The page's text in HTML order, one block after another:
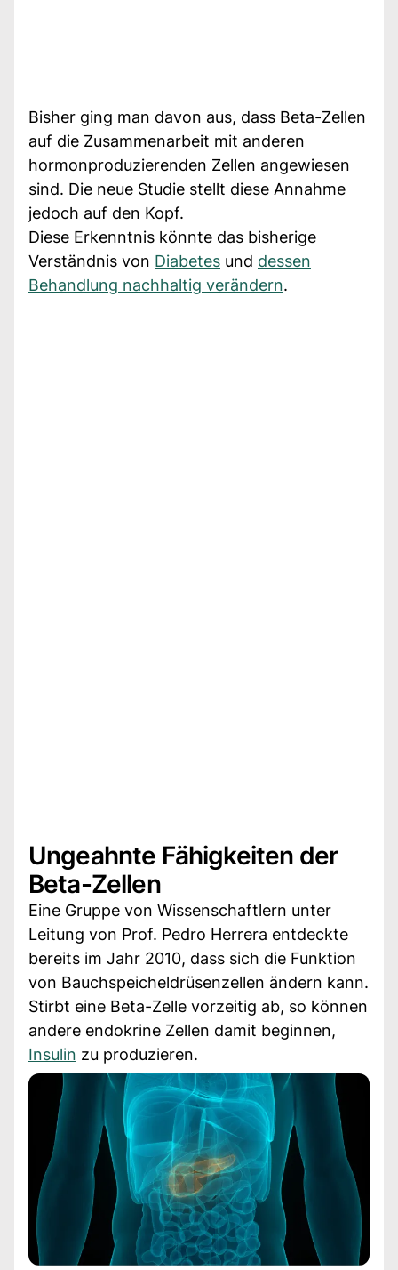
Bisher ging man davon aus, dass Beta-Zellen
auf die Zusammenarbeit mit anderen
hormonproduzierenden Zellen angewiesen
sind. Die neue Studie stellt diese Annahme
jedoch auf den Kopf.
Diese Erkenntnis könnte das bisherige
Verständnis von Diabetes und dessen
Behandlung nachhaltig verändern.
Ungeahnte Fähigkeiten der
Beta-Zellen
Eine Gruppe von Wissenschaftlern unter
Leitung von Prof. Pedro Herrera entdeckte
bereits im Jahr 2010, dass sich die Funktion
von Bauchspeicheldrüsenzellen ändern kann.
Stirbt eine Beta-Zelle vorzeitig ab, so können
andere endokrine Zellen damit beginnen,
Insulin zu produzieren.